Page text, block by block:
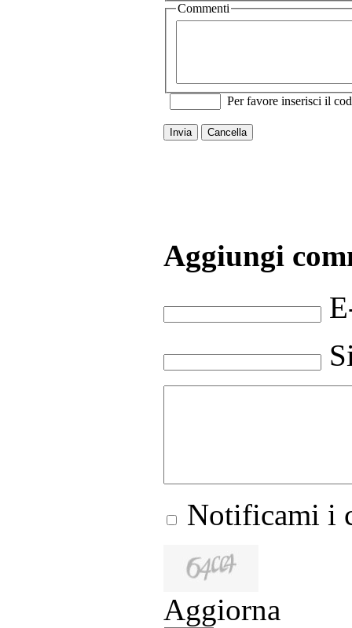
Commenti
Per favore inserisci il
Invia Cancella
Aggiungi
Notificami i
Aggiorna